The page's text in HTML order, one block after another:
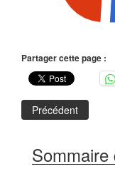
Partager cette page :
Précédent
Sommaire